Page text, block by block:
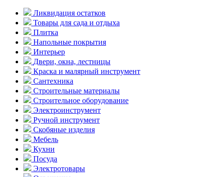
Ликвидация остатков
Товары для сада и отдыха
Плитка
Напольные покрытия
Интерьер
Двери, окна, лестницы
Краска и малярный инструмент
Сантехника
Строительные материалы
Строительное оборудование
Электроинструмент
Ручной инструмент
Скобяные изделия
Мебель
Кухни
Посуда
Электротовары